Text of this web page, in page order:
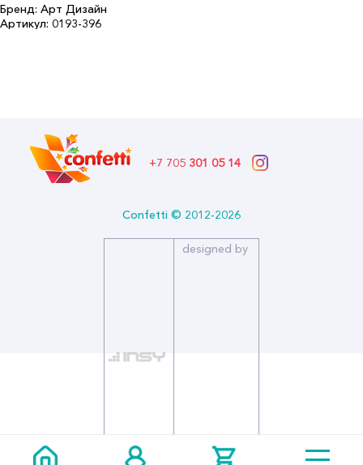
Бренд: Арт Дизайн
Артикул: 0193-396
+7 705 301 05 14
Confetti © 2012-2026
designed by